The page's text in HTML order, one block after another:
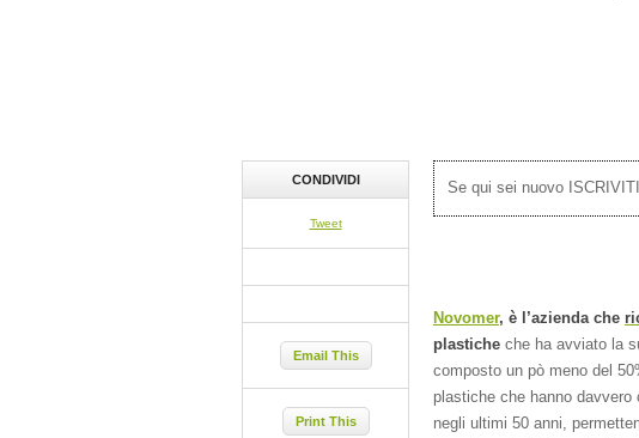
Se qui sei nuovo
Novomer, è l’azienda che
plastiche che ha avviato la
composto un pò meno del
plastiche che hanno
negli ultimi 50 anni,
CONDIVIDI
Tweet
Email This
Print This